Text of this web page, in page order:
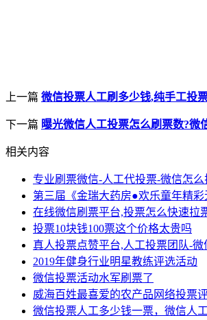
上一篇 微信投票人工刷多少钱,纯手工投
下一篇 曝光微信人工投票怎么刷票数?微
相关内容
专业刷票微信-人工代投票-微信怎么
第三届《金瑞大药房●欢乐童年精
在线微信刷票平台,投票怎么快速拉
投票10块钱100票这个价格太贵吗
真人投票点赞平台,人工投票团队-微
2019年健身行业明星教练评选活动
微信投票活动水军刷票了
威海百姓最喜爱的农产品网络投票
微信投票人工多少钱一票，微信人